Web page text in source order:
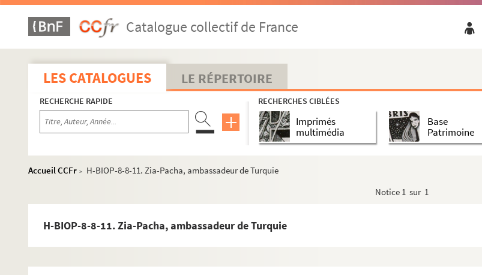
Catalogue collectif de France
LES CATALOGUES LE RÉPERTOIRE
RECHERCHE RAPIDE RECHERCHES CIBLÉES
Imprimés
multimédia
Base
Patrimoine
Accueil CCFr >
H-BIOP-8-8-11. Zia-Pacha, ambassadeur de Turquie
Notice 1 sur 1
H-BIOP-8-8-11. Zia-Pacha, ambassadeur de Turquie